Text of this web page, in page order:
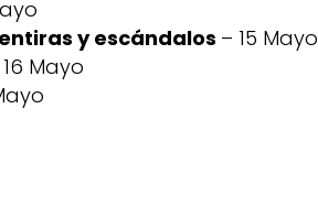
y escándalos – 15 Mayo
Mayo